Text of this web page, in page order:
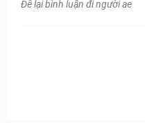
Để lại bình luận đi người ae